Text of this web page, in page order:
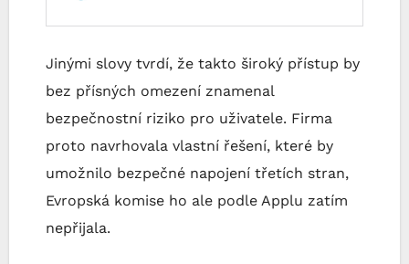
Jinými slovy tvrdí, že takto široký přístup by
bez přísných omezení znamenal
bezpečnostní riziko pro uživatele. Firma
proto navrhovala vlastní řešení, které by
umožnilo bezpečné napojení třetích stran,
Evropská komise ho ale podle Applu zatím
nepřijala.